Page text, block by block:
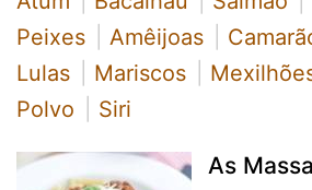
Peixes
Amêijoas
Lulas
Mariscos
Polvo
Siri
As